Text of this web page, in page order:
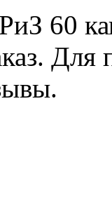
60
. Для